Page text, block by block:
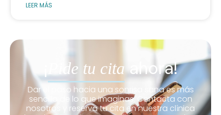
LEER MÁS
Pide tu citaahora!
Dar el paso hacia una sonrisa sana es más
sencillo de lo que imaginas. Contacta con
nosotros y reserva tu cita en nuestra clínica